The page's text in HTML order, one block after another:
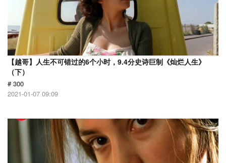
【越哥】人生不可错过的6个小时，9.4分史诗巨制《灿烂人生》
（下）
# 300
2021-01-07 09:09